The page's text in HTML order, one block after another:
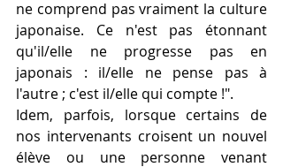
ne comprend pas vraiment la culture
japonaise. Ce n'est pas étonnant
qu'il/elle ne progresse pas en
japonais : il/elle ne pense pas à
l'autre ; c'est il/elle qui compte !".
Idem, parfois, lorsque certains de
nos intervenants croisent un nouvel
élève ou une personne venant